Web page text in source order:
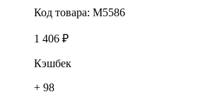
Код товара: M5586
1 406 ₽
Кэшбек
+ 98